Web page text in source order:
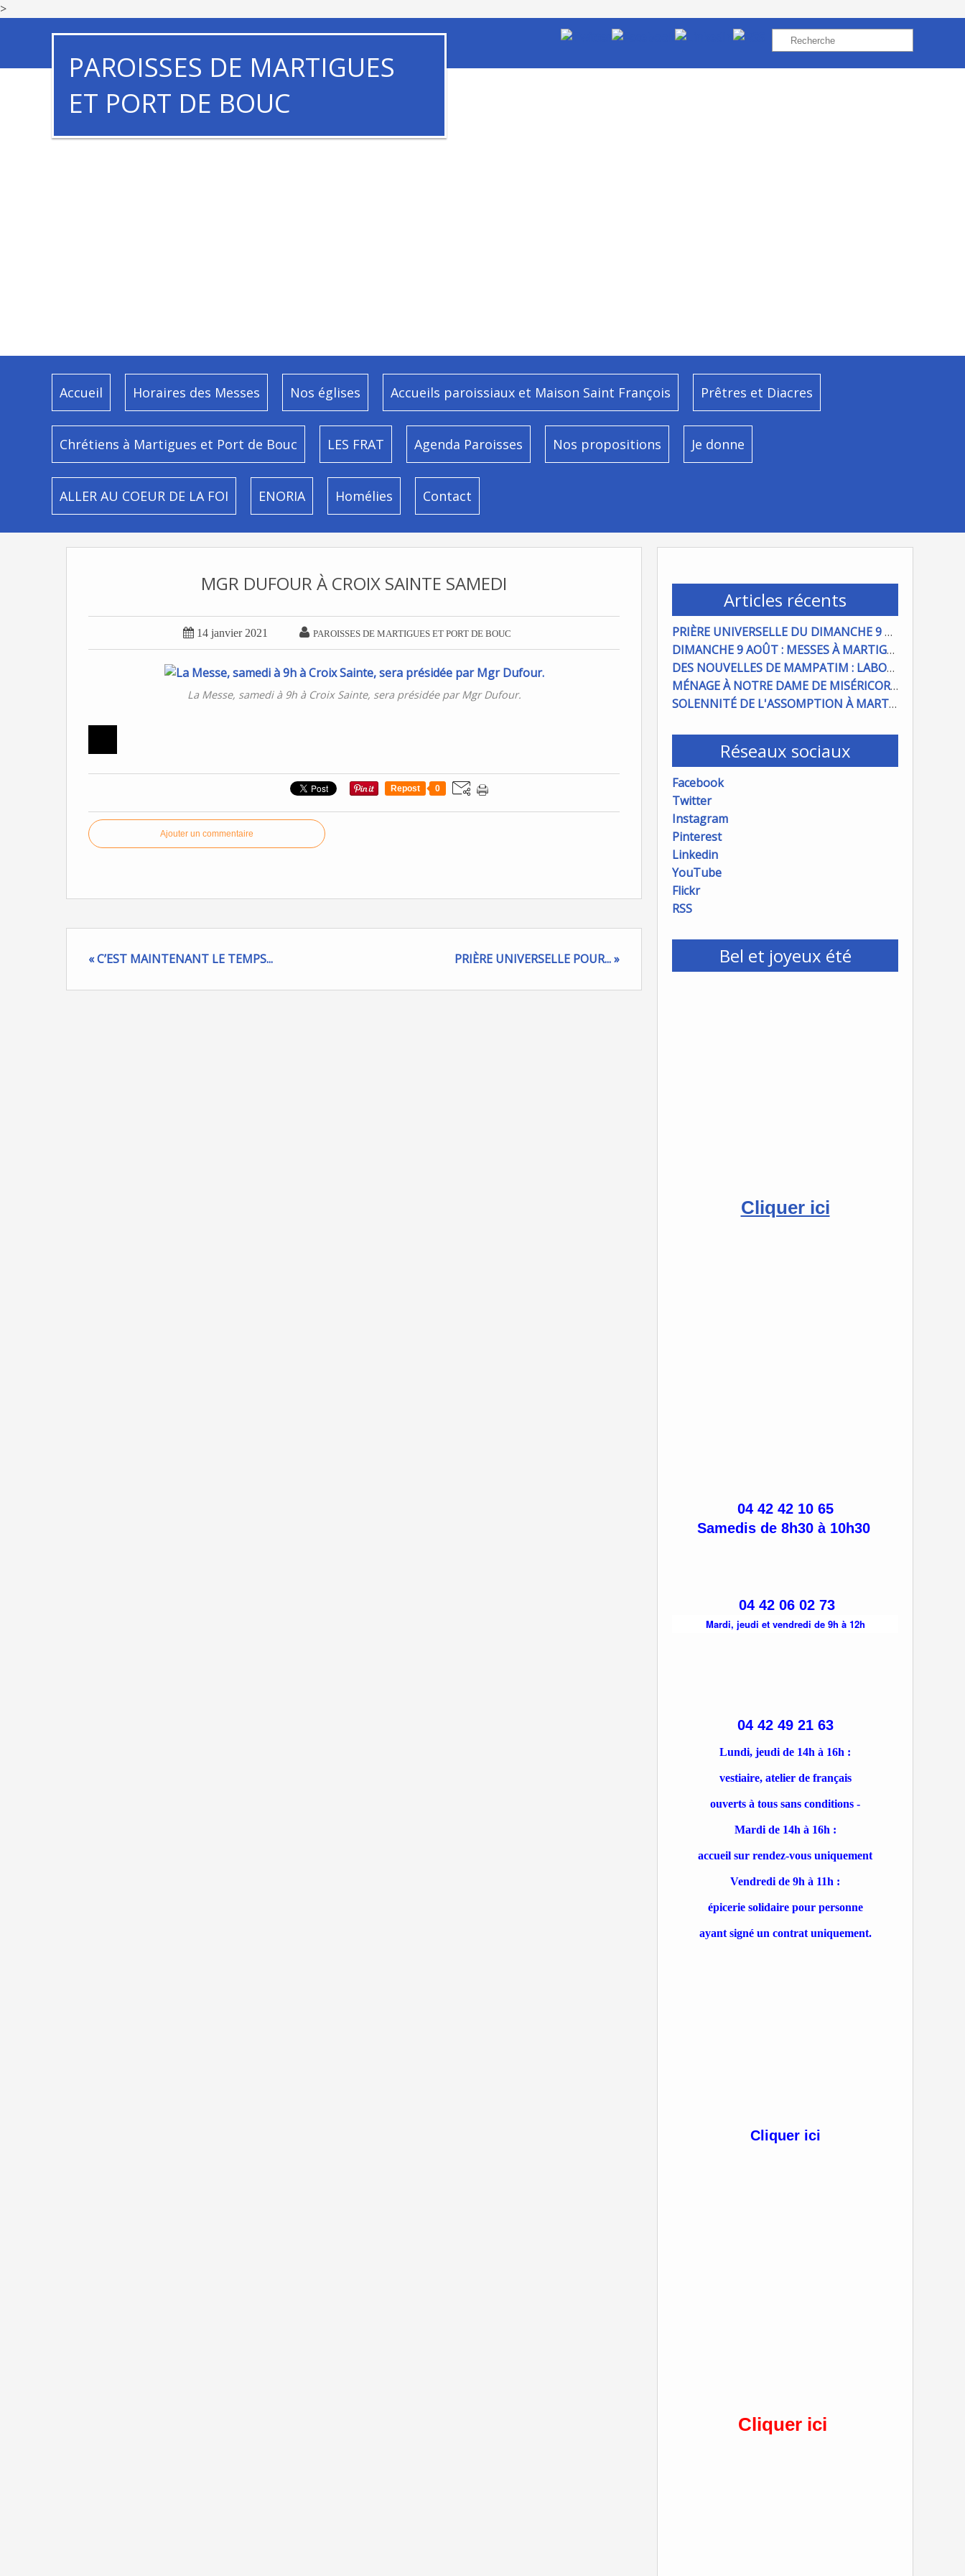
>
PAROISSES DE MARTIGUES
ET PORT DE BOUC
Accueil Horaires des Messes Nos églises Accueils paroissiaux et Maison Saint François Prêtres et Diacres
Chrétiens à Martigues et Port de Bouc LES FRAT Agenda Paroisses Nos propositions Je donne
ALLER AU COEUR DE LA FOI ENORIA Homélies Contact
Articles récents
PRIÈRE UNIVERSELLE DU DIMANCHE 9 AOÜT
DIMANCHE 9 AOÛT : MESSES À MARTIGUES ET PORT DE BOUC
DES NOUVELLES DE MAMPATIM : LABOUR DU CHAMP PAROISSIAL
MÉNAGE À NOTRE DAME DE MISÉRICORDE : ON COMPTE SUR VOUS !
SOLENNITÉ DE L'ASSOMPTION À MARTIGUES ET PORT DE BOUC
Réseaux sociaux
Facebook
Twitter
Instagram
Pinterest
Linkedin
YouTube
Flickr
RSS
Bel et joyeux été
Cliquer ici
04 42 42 10 65
Samedis de 8h30 à 10h30
04 42 06 02 73
Mardi, jeudi et vendredi de 9h à 12h
04 42 49 21 63
Lundi, jeudi de 14h à 16h :
vestiaire, atelier de français
ouverts à tous sans conditions -
Mardi de 14h à 16h :
accueil sur rendez-vous uniquement
Vendredi de 9h à 11h :
épicerie solidaire pour personne
ayant signé un contrat uniquement.
Cliquer ici
Cliquer ici
MGR DUFOUR À CROIX SAINTE SAMEDI
 14 janvier 2021  PAROISSES DE MARTIGUES ET PORT DE BOUC
La Messe, samedi à 9h à Croix Sainte, sera présidée par Mgr Dufour.
Repost 0
Ajouter un commentaire
« C’EST MAINTENANT LE TEMPS... PRIÈRE UNIVERSELLE POUR... »